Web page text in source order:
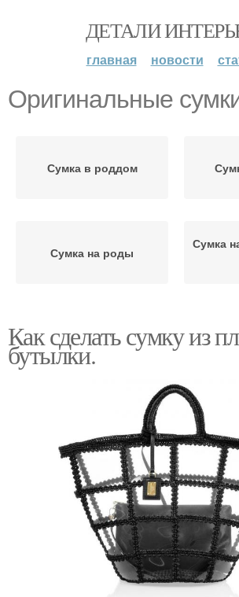
ДЕТАЛИ
главная новости
Оригинальные
Сумка в роддом
Сумка на роды
Сумка
Сумка на выписку
Как сделать сумку из
бутылки.